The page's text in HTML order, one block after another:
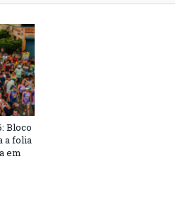
Bloco
a folia
em